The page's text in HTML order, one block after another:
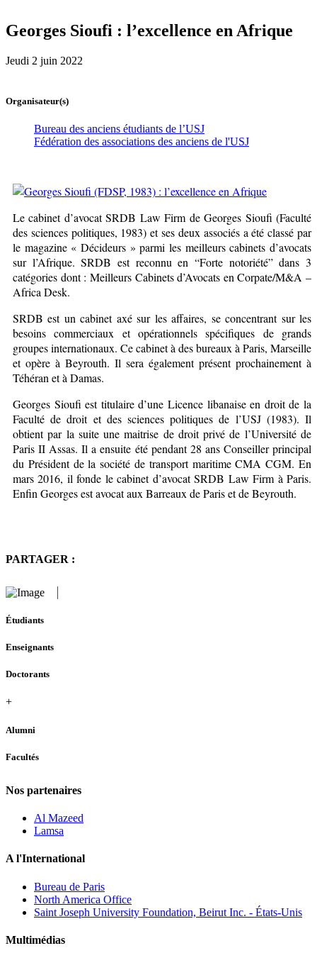
Georges Sioufi : l’excellence en Afrique
Jeudi 2 juin 2022
Organisateur(s)
Bureau des anciens étudiants de l’USJ
Fédération des associations des anciens de l'USJ
Le cabinet d’avocat SRDB Law Firm de Georges Sioufi (Faculté
des sciences politiques, 1983) et ses deux associés a été classé par
le magazine « Décideurs » parmi les meilleurs cabinets d’avocats
sur l’Afrique. SRDB est reconnu en “Forte notoriété” dans 3
catégories dont : Meilleurs Cabinets d’Avocats en Corpate/M&A –
Africa Desk.
SRDB est un cabinet axé sur les affaires, se concentrant sur les
besoins commerciaux et opérationnels spécifiques de grands
groupes internationaux. Ce cabinet à des bureaux à Paris, Marseille
et opère à Beyrouth. Il sera également présent prochainement à
Téhéran et à Damas.
Georges Sioufi est titulaire d’une Licence libanaise en droit de la
Faculté de droit et des sciences politiques de l’USJ (1983). Il
obtient par la suite une maitrise de droit privé de l’Université de
Paris II Assas. Il a ensuite été pendant 28 ans Conseiller principal
du Président de la société de transport maritime CMA CGM. En
mars 2016, il fonde le cabinet d’avocat SRDB Law Firm à Paris.
Enfin Georges est avocat aux Barreaux de Paris et de Beyrouth.
PARTAGER :
Étudiants
Enseignants
Doctorants
+
Alumni
Facultés
Nos partenaires
Al Mazeed
Lamsa
A l'International
Bureau de Paris
North America Office
Saint Joseph University Foundation, Beirut Inc. - États-Unis
Multimédias